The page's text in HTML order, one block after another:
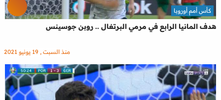
هدف المانيا الرابع في مرمي البرتغال .. روبن جوسينس
كأس أمم أوروبا
منذ السبت , 19 يونيو 2021